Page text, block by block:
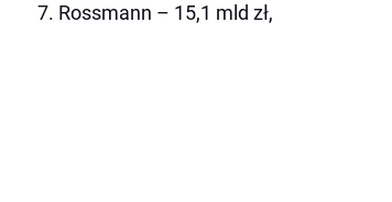
7. Rossmann – 15,1 mld zł,